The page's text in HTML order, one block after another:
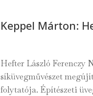
Keppel Márton:
Hefter László Ferenczy
síküvegművészet
folytatója. Építészeti